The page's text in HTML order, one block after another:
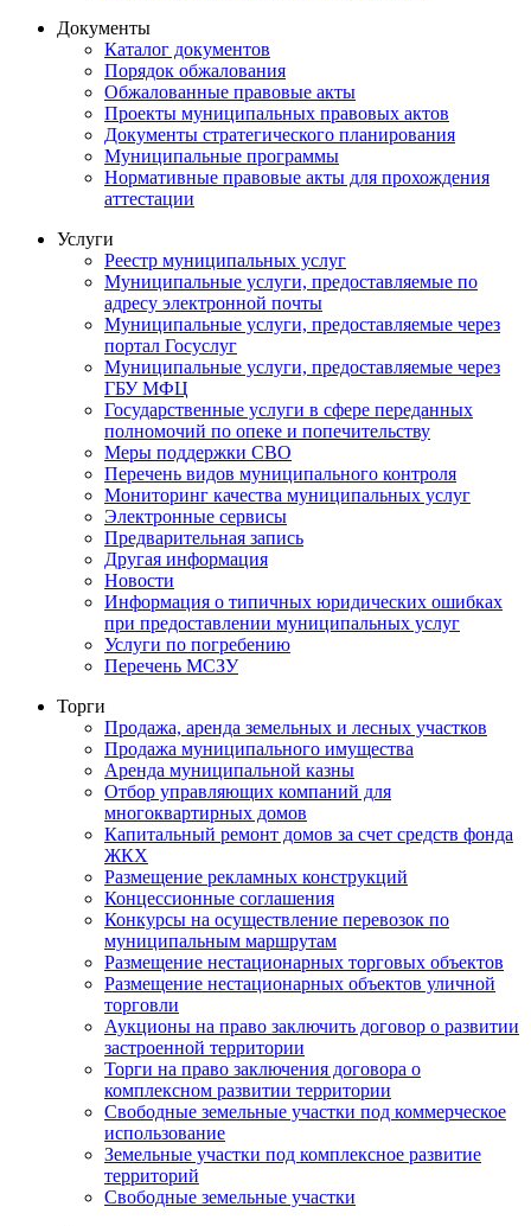
Документы
Каталог документов
Порядок обжалования
Обжалованные правовые акты
Проекты муниципальных правовых актов
Документы стратегического планирования
Муниципальные программы
Нормативные правовые акты для прохождения
аттестации
Услуги
Реестр муниципальных услуг
Муниципальные услуги, предоставляемые по
адресу электронной почты
Муниципальные услуги, предоставляемые через
портал Госуслуг
Муниципальные услуги, предоставляемые через
ГБУ МФЦ
Государственные услуги в сфере переданных
полномочий по опеке и попечительству
Меры поддержки СВО
Перечень видов муниципального контроля
Мониторинг качества муниципальных услуг
Электронные сервисы
Предварительная запись
Другая информация
Новости
Информация о типичных юридических ошибках
при предоставлении муниципальных услуг
Услуги по погребению
Перечень МСЗУ
Торги
Продажа, аренда земельных и лесных участков
Продажа муниципального имущества
Аренда муниципальной казны
Отбор управляющих компаний для
многоквартирных домов
Капитальный ремонт домов за счет средств фонда
ЖКХ
Размещение рекламных конструкций
Концессионные соглашения
Конкурсы на осуществление перевозок по
муниципальным маршрутам
Размещение нестационарных торговых объектов
Размещение нестационарных объектов уличной
торговли
Аукционы на право заключить договор о развитии
застроенной территории
Торги на право заключения договора о
комплексном развитии территории
Свободные земельные участки под коммерческое
использование
Земельные участки под комплексное развитие
территорий
Свободные земельные участки